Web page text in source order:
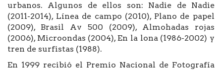
urbanos. Algunos de ellos son: Nadie de Nadie
(2011-2014), Línea de campo (2010), Plano de papel
(2009), Brasil Av 500 (2009), Almohadas rojas
(2006), Microondas (2004), En la lona (1986-2002) y
tren de surfistas (1988).
En 1999 recibió el Premio Nacional de Fotografía